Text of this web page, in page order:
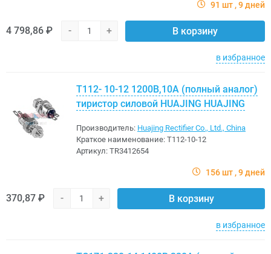
91 шт 9 дней
4 798,86 ₽ - + В корзину
в избранное
Т112- 10-12 1200В,10A (полный аналог)
тиристор силовой HUAJING HUAJING
Производитель: Huajing Rectifier Co., Ltd., China
Краткое наименование: T112-10-12
Артикул: TR3412654
156 шт 9 дней
370,87 ₽ - + В корзину
в избранное